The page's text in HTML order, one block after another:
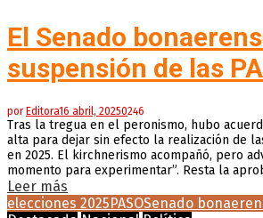
El Senado
suspensión de las
por Editora16 abril, 20250246
Tras la tregua en el peronismo, hubo
alta para dejar sin efecto la realización de
en 2025. El kirchnerismo acompañó, pero
momento para experimentar”. Resta la
Leer más
elecciones 2025 PASOSenado